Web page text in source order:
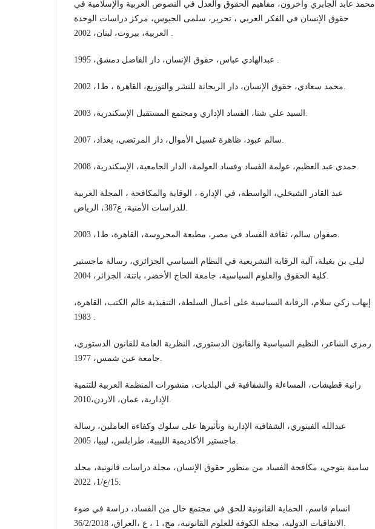
محمد عابد الجابري وأخرون، مفاهيم الحقوق والعدل في النصوص العربية والإسلامية في
حقوق الإنسان في الفكر العربي ، تحرير، سلمى الجيوس، مركز دراسات الوحدة
عبد القادر الشيخلي، الواسطة، في الإدارة ، الوقاية والمكافحة ، المجلة العربية
ليلى بن بغيلة، آلية الرقابة التشريعية في النظام السياسي الجزائري، رسالة ماجستير
كلية الحقوق والعلوم السياسية، جامعة الحاج الأخضر، باتنة، الجزائر، 2004.
إيهاب زكي سلام، الرقابة السياسية على أعمال السلطة، التنفيذية عالم الكتب، القاهرة،
1983 .
رمزي الشاعر، النظيم السياسية والقانون الدستوري، النظرية العامة للقانون الدستوري،
جامعة عين شمس، 1977.
رانية قطيشات، المساءلة والشفافية في البلديات، منشورات المنظمة العربية للتنمية
الإدارية، عمان، الاردن،2010.
عبدالله الفيتوري، الشفافية الإدارية وتأثيرها على سلوك وكفاءة العاملين، رسالة
ماجستير الأكاديمية الليبية، طرابلس، ليبيا، 2005.
سامية يتوجي، مكافحة الفساد من منظور حقوق الإنسان، مجلة دراسات قانونية، مجلد
15/ع/1، 2022.
انسام قاسم، الحماية القانونية للحق في مجتمع خال من الفساد، دراسة في ضوء
الاتفاقيات الدولية، مجلة الكوفة للعلوم القانونية، مج، 1 ، ع ،العراق، 36/2/2018.